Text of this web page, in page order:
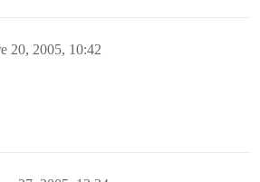
20, 2005, 10:42